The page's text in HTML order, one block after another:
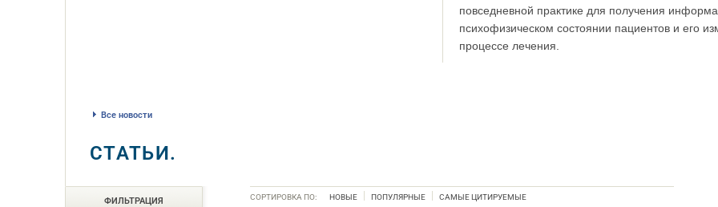
повседневной практике для получения
психофизическом состоянии пациентов и его
процессе лечения.
Все новости
СТАТЬИ.
ФИЛЬТРАЦИЯ СОРТИРОВКА ПО: НОВЫЕ ПОПУЛЯРНЫЕ САМЫЕ ЦИТИРУЕМЫЕ